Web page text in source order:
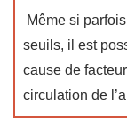
Même si
seuils, il est
cause de
circulation de